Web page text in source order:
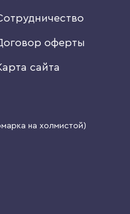
оферты
сайта
на холмистой)